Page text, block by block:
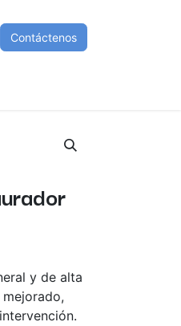
Contáctenos
y de alta